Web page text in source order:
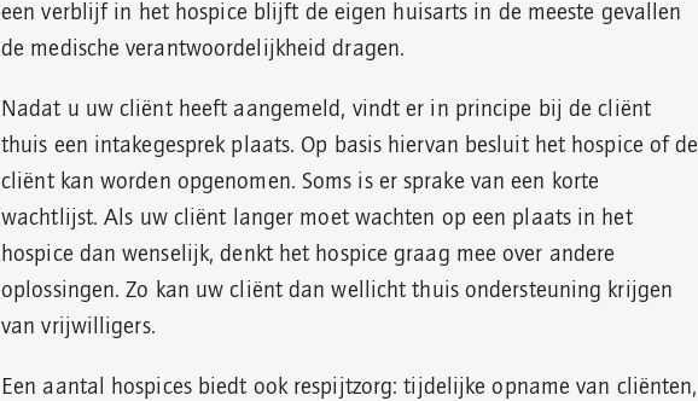
een verblijf in het hospice blijft de eigen huisarts in de meeste gevallen
de medische verantwoordelijkheid dragen.
Nadat u uw cliënt heeft aangemeld, vindt er in principe bij de cliënt
thuis een intakegesprek plaats. Op basis hiervan besluit het hospice of de
cliënt kan worden opgenomen. Soms is er sprake van een korte
wachtlijst. Als uw cliënt langer moet wachten op een plaats in het
hospice dan wenselijk, denkt het hospice graag mee over andere
oplossingen. Zo kan uw cliënt dan wellicht thuis ondersteuning krijgen
van vrijwilligers.
Een aantal hospices biedt ook respijtzorg: tijdelijke opname van cliënten,